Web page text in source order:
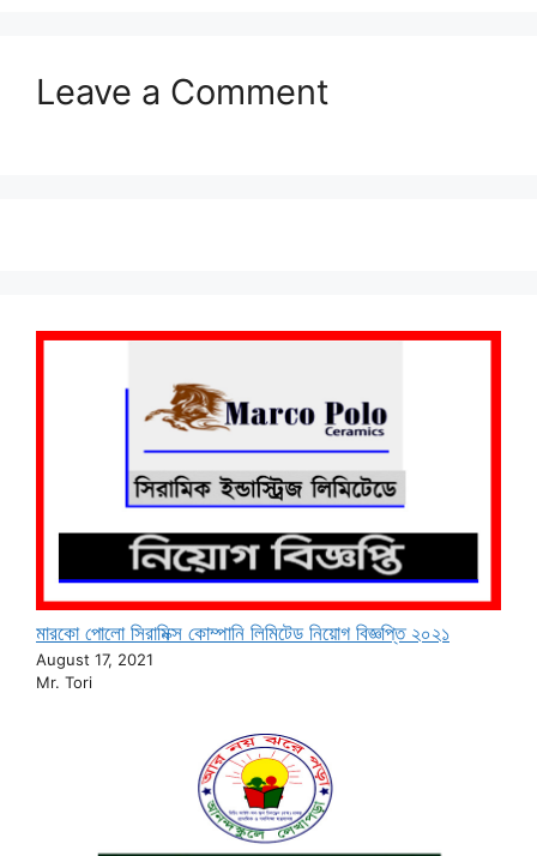
Leave a Comment
মারকো পোলো সিরামিক্স কোম্পানি লিমিটেড নিয়োগ বিজ্ঞপ্তি ২০২১
August 17, 2021
Mr. Tori